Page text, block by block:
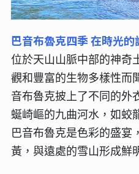
巴音布魯克四季 在時光
位於天山山脈中部的神奇
觀和豐富的生物多樣性而
音布魯克披上了不同的外
蜒崎嶇的九曲河水，如蛟
巴音布魯克是色彩的盛宴
黃，與遠處的雪山形成鮮